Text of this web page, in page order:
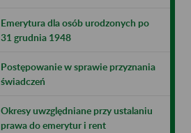
Emerytura dla osób urodzonych po
31 grudnia 1948
Postępowanie w sprawie przyznania
świadczeń
Okresy uwzględniane przy ustalaniu
prawa do emerytur i rent